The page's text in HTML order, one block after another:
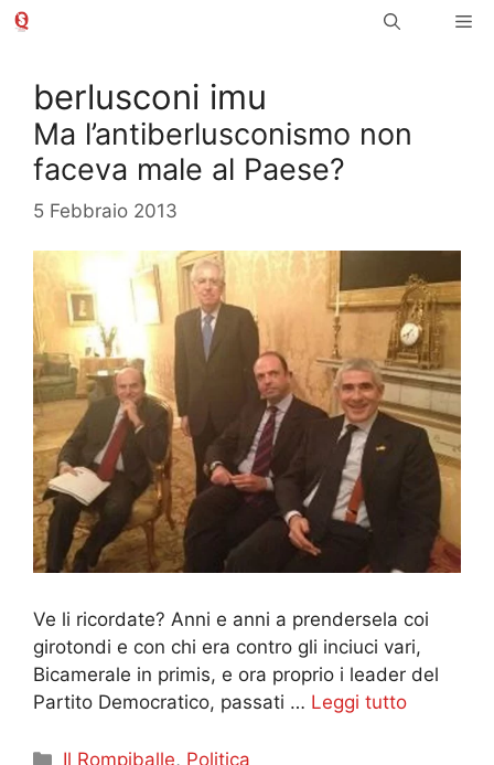
Vai
berlusconi imu
Ma l’antiberlusconismo non
faceva male al Paese?
5 Febbraio 2013
Ve li ricordate? Anni e anni a prendersela coi
girotondi e con chi era contro gli inciuci vari,
Bicamerale in primis, e ora proprio i leader del
Partito Democratico, passati … Leggi tutto
Categorie
Il Rompiballe, Politica